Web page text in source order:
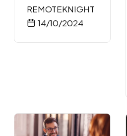
REMOTEKNIGHT
14/10/2024